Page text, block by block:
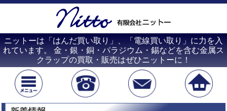
ニットーは「はんだ買い取り」、「電線買い取り」に力を入
れています。 金・銀・銅・パラジウム・錫などを含む金属ス
クラップの買取・販売はぜひニットーに！